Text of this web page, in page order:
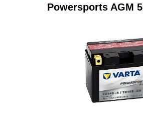
Powersports AGM